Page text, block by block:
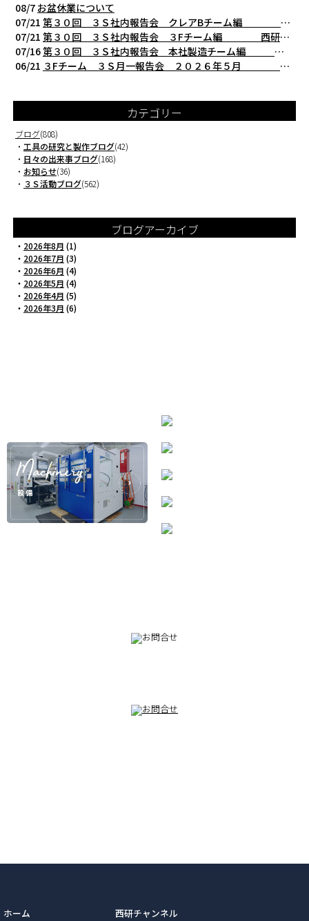
08/7 お盆休業について
07/21 第３０回 ３Ｓ社内報告会 クレアBチーム編 西研の３Ｓ活動（整理・整頓・清掃
07/21 第３０回 ３Ｓ社内報告会 ３Fチーム編 西研の３Ｓ活動（整理・整頓・清掃）
07/16第３０回 ３Ｓ社内報告会 本社製造チーム編 西研の３Ｓ活動（整理・整頓・清掃
06/21 ３Fチーム ３Ｓ月一報告会 ２０２６年５月 切削工具を考える西研より
カテゴリー
ブログ(808)
・ 工具の研究と製作ブログ(42)
・ 日々の出来事ブログ(168)
・ お知らせ(36)
・ ３Ｓ活動ブログ(562)
ブログアーカイブ
・ 2026年8月 (1)
・ 2026年7月 (3)
・ 2026年6月 (4)
・ 2026年5月 (4)
・ 2026年4月 (5)
・ 2026年3月 (6)
ホーム 西研チャンネル